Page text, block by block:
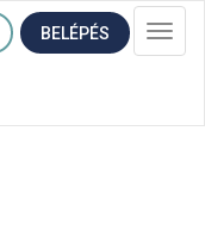
BELÉPÉS